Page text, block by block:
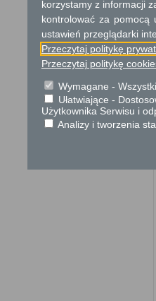
korzystamy z informacji
kontrolować za pomocą
ustawień przeglądarki
Przeczytaj politykę
Przeczytaj politykę
Wymagane -
Ułatwiające -
Użytkownika Serwisu i
Analizy i tworzenia